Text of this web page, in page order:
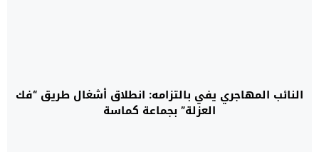
النائب المهاجري يفي بالتزامه: انطلاق أشغال طريق “فك
العزلة” بجماعة كماسة